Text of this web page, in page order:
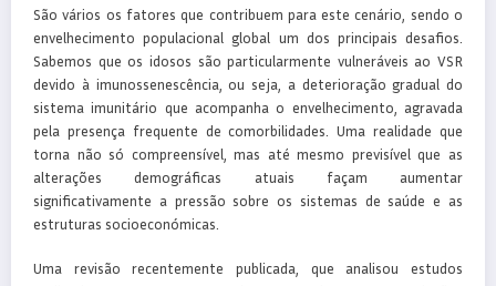
São vários os fatores que contribuem para este cenário, sendo o
envelhecimento populacional global um dos principais desafios.
Sabemos que os idosos são particularmente vulneráveis ao VSR
devido à imunossenescência, ou seja, a deterioração gradual do
sistema imunitário que acompanha o envelhecimento, agravada
pela presença frequente de comorbilidades. Uma realidade que
torna não só compreensível, mas até mesmo previsível que as
alterações demográficas atuais façam aumentar
significativamente a pressão sobre os sistemas de saúde e as
estruturas socioeconómicas.
Uma revisão recentemente publicada, que analisou estudos